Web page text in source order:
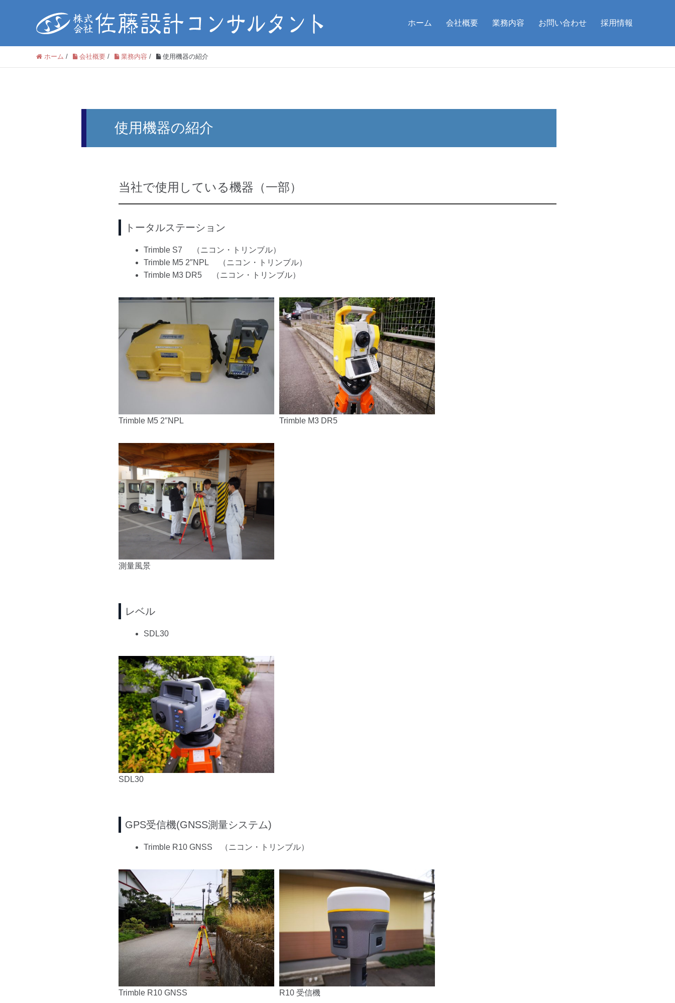
ホーム 会社概要 業務内容 お問い合わせ 採用情報
ホーム / 会社概要 / 業務内容 / 使用機器の紹介
使用機器の紹介
当社で使用している機器（一部）
トータルステーション
Trimble S7 （ニコン・トリンブル）
Trimble M5 2″NPL （ニコン・トリンブル）
Trimble M3 DR5 （ニコン・トリンブル）
Trimble M5 2″NPL Trimble M3 DR5
測量風景
レベル
SDL30
SDL30
GPS受信機(GNSS測量システム)
Trimble R10 GNSS （ニコン・トリンブル）
Trimble R10 GNSS R10 受信機